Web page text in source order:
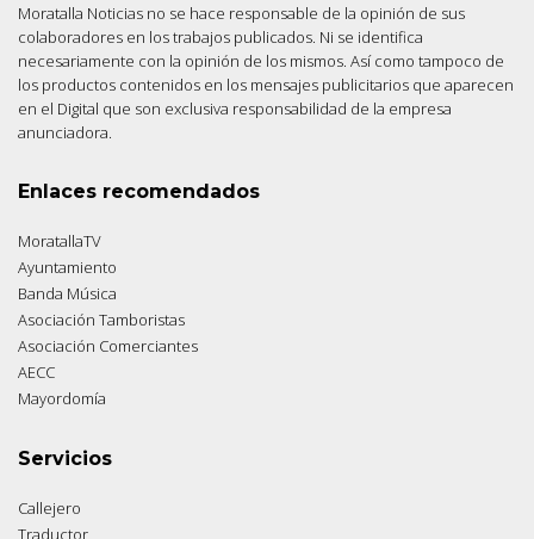
Moratalla Noticias no se hace responsable de la opinión de sus
colaboradores en los trabajos publicados. Ni se identifica
necesariamente con la opinión de los mismos. Así como tampoco de
los productos contenidos en los mensajes publicitarios que aparecen
en el Digital que son exclusiva responsabilidad de la empresa
anunciadora.
Enlaces recomendados
MoratallaTV
Ayuntamiento
Banda Música
Asociación Tamboristas
Asociación Comerciantes
AECC
Mayordomía
Servicios
Callejero
Traductor